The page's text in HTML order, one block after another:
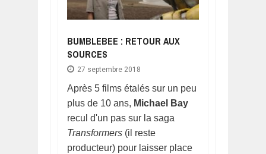
BUMBLEBEE : RETOUR AUX
SOURCES
27 septembre 2018
Après 5 films étalés sur un peu
plus de 10 ans, Michael Bay
recul d'un pas sur la saga
Transformers (il reste
producteur) pour laisser place